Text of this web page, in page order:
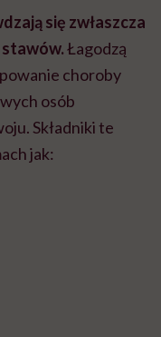
się zwłaszcza
Łagodzą
choroby
osób
Składniki te
jak: